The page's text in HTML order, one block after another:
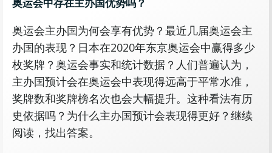
奥运会主办国为何会享有优势？最近几届奥运会主
办国的表现？日本在2020年东京奥运会中赢得多少
枚奖牌？奥运会事实和统计数据？人们普遍认为，
主办国预计会在奥运会中表现得远高于平常水准，
奖牌数和奖牌榜名次也会大幅提升。这种看法有历
史依据吗？为什么主办国预计会表现得更好？继续
阅读，找出答案。